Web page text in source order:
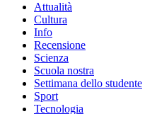
Attualità
Cultura
Info
Recensione
Scienza
Scuola nostra
Settimana dello studente
Sport
Tecnologia